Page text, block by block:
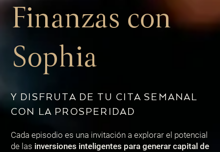
Finanzas con
Sophia
Y DISFRUTA DE TU CITA SEMANAL
CON LA PROSPERIDAD
Cada episodio es una invitación a explorar el potencial
de las inversiones inteligentes para generar capital de